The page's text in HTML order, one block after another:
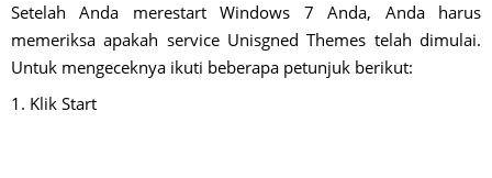
Setelah Anda merestart Windows 7 Anda, Anda harus
memeriksa apakah service Unisgned Themes telah dimulai.
Untuk mengeceknya ikuti beberapa petunjuk berikut:
1. Klik Start